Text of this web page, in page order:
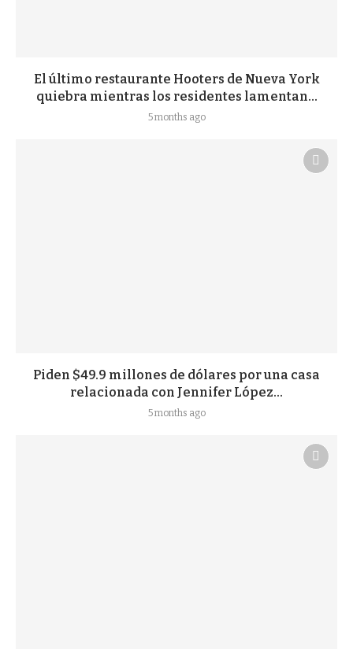
El último restaurante Hooters de Nueva York
quiebra mientras los residentes lamentan...
5 months ago
Piden $49.9 millones de dólares por una casa
relacionada con Jennifer López...
5 months ago